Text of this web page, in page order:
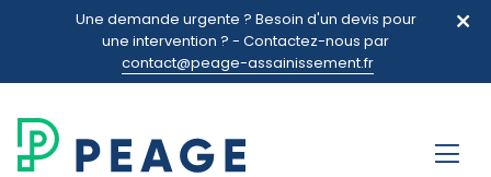
Une demande urgente ? Besoin d'un devis pour
une intervention ? - Contactez-nous par
contact@peage-assainissement.fr